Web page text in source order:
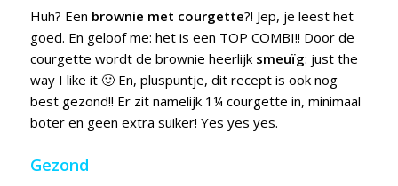
Huh? Een brownie met courgette?! Jep, je leest het
goed. En geloof me: het is een TOP COMBI!! Door de
courgette wordt de brownie heerlijk smeuïg: just the
way I like it 🙂 En, pluspuntje, dit recept is ook nog
best gezond!! Er zit namelijk 1¼ courgette in, minimaal
boter en geen extra suiker! Yes yes yes.
Gezond